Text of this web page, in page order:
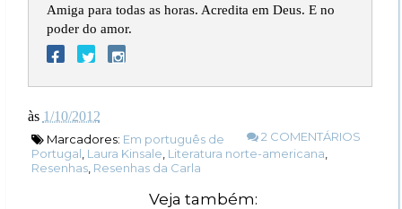
Amiga para todas as horas. Acredita em Deus. E no
poder do amor.
às 1/10/2012
2 COMENTÁRIOS
Marcadores: Em português de
Portugal Laura Kinsale Literatura norte-americana
Resenhas, Resenhas da Carla
Veja também: